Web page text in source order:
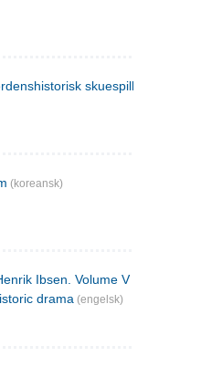
skuespill (1873)
(koreansk)
Ibsen. Volume V : Emperor
drama (engelsk)